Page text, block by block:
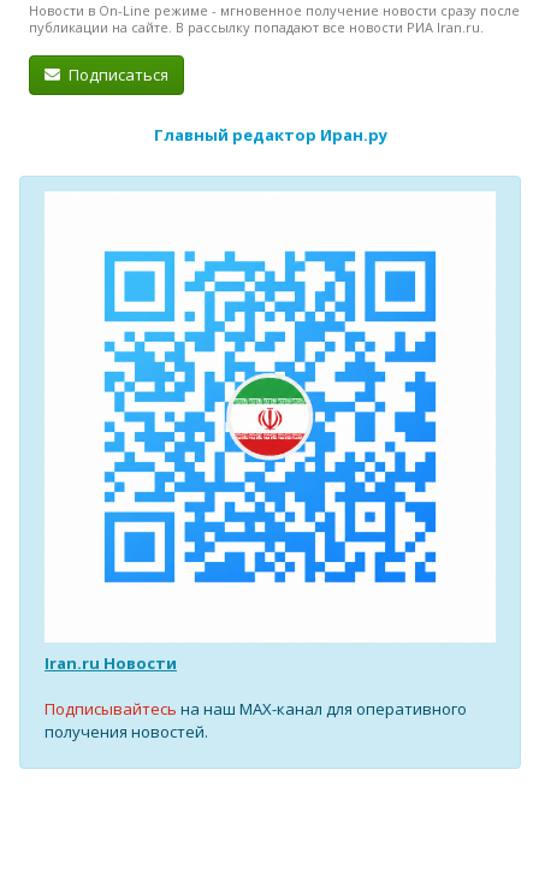
Новости в On-Line режиме - мгновенное получение новости сразу после
публикации на сайте. В рассылку попадают все новости РИА Iran.ru.
Подписаться
Главный редактор Иран.ру
Iran.ru Новости
Подписывайтесь на наш MAX-канал для оперативного
получения новостей.